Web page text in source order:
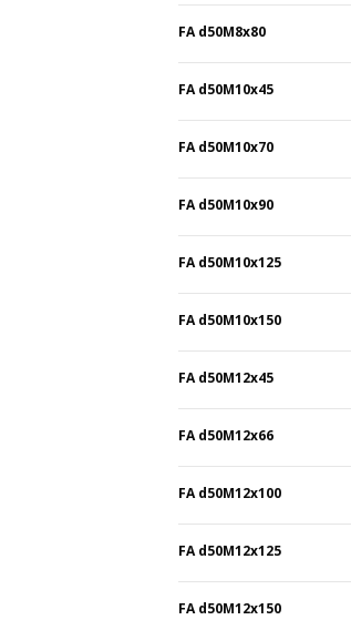
FA d50M8x80
FA d50M10x45
FA d50M10x70
FA d50M10x90
FA d50M10x125
FA d50M10x150
FA d50M12x45
FA d50M12x66
FA d50M12x100
FA d50M12x125
FA d50M12x150